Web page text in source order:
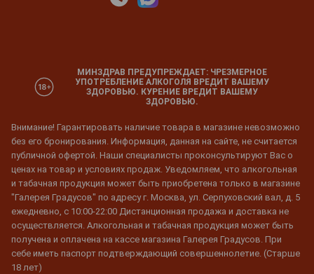
МИНЗДРАВ ПРЕДУПРЕЖДАЕТ: ЧРЕЗМЕРНОЕ
УПОТРЕБЛЕНИЕ АЛКОГОЛЯ ВРЕДИТ ВАШЕМУ
ЗДОРОВЬЮ. КУРЕНИЕ ВРЕДИТ ВАШЕМУ
ЗДОРОВЬЮ.
Внимание! Гарантировать наличие товара в магазине невозможно
без его бронирования. Информация, данная на сайте, не считается
публичной офертой. Наши специалисты проконсультируют Вас о
ценах на товар и условиях продаж. Уведомляем, что алкогольная
и табачная продукция может быть приобретена только в магазине
"Галерея Градусов" по адресу г. Москва, ул. Серпуховский вал, д. 5
ежедневно, с 10:00-22:00 Дистанционная продажа и доставка не
осуществляется. Алкогольная и табачная продукция может быть
получена и оплачена на кассе магазина Галерея Градусов. При
себе иметь паспорт подтверждающий совершеннолетие. (Старше
18 лет)